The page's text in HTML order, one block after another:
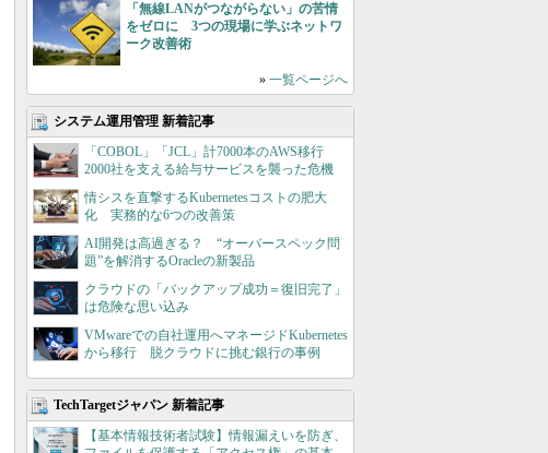
「無線LANがつながらない」の苦情
をゼロに 3つの現場に学ぶネットワ
ーク改善術
» 一覧ページへ
システム運用管理 新着記事
「COBOL」「JCL」計7000本のAWS移行
2000社を支える給与サービスを襲った危機
情シスを直撃するKubernetesコストの肥大
化 実務的な6つの改善策
AI開発は高過ぎる？ “オーバースペック問
題”を解消するOracleの新製品
クラウドの「バックアップ成功＝復旧完了」
は危険な思い込み
VMwareでの自社運用へマネージドKubernetes
から移行 脱クラウドに挑む銀行の事例
TechTargetジャパン 新着記事
【基本情報技術者試験】情報漏えいを防ぎ、